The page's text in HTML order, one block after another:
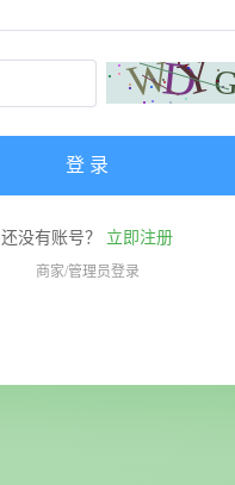
登 录
还没有账号？ 立即注册
商家/管理员登录